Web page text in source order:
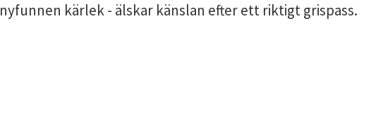
nyfunnen kärlek - älskar känslan efter ett riktigt grispass.